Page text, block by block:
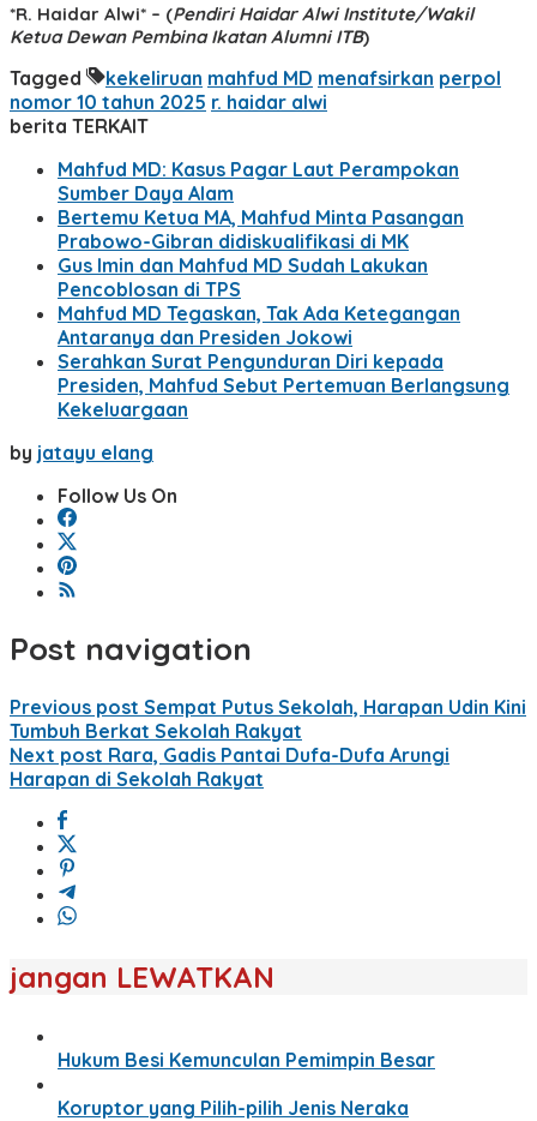
*R. Haidar Alwi* – (Pendiri Haidar Alwi Institute/Wakil
Ketua Dewan Pembina Ikatan Alumni ITB)
Tagged kekeliruan mahfud MD menafsirkan perpol
nomor 10 tahun 2025 r. haidar alwi
berita TERKAIT
Mahfud MD: Kasus Pagar Laut Perampokan
Sumber Daya Alam
Bertemu Ketua MA, Mahfud Minta Pasangan
Prabowo-Gibran didiskualifikasi di MK
Gus Imin dan Mahfud MD Sudah Lakukan
Pencoblosan di TPS
Mahfud MD Tegaskan, Tak Ada Ketegangan
Antaranya dan Presiden Jokowi
Serahkan Surat Pengunduran Diri kepada
Presiden, Mahfud Sebut Pertemuan Berlangsung
Kekeluargaan
by jatayu elang
Follow Us On
Post navigation
Previous post Sempat Putus Sekolah, Harapan Udin Kini
Tumbuh Berkat Sekolah Rakyat
Next post Rara, Gadis Pantai Dufa-Dufa Arungi
Harapan di Sekolah Rakyat
jangan LEWATKAN
Hukum Besi Kemunculan Pemimpin Besar
Koruptor yang Pilih-pilih Jenis Neraka